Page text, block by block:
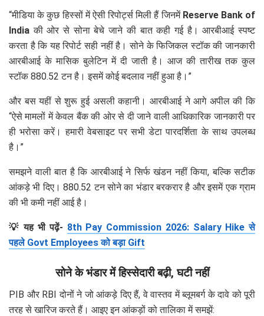
“मीडिया के कुछ हिस्सों में ऐसी रिपोर्ट्स मिली हैं जिनमें Reserve Bank of
India की ओर से सोना बेचे जाने की बात कही गई है। आरबीआई स्पष्ट
करता है कि यह रिपोर्ट सही नहीं है। सोने के फिजिकल स्टॉक की जानकारी
आरबीआई के मासिक बुलेटिन में दी जाती है। आज की तारीख तक कुल
स्टॉक 880.52 टन है। इसमें कोई बदलाव नहीं हुआ है।”
और बस यहीं से शुरू हुई असली कहानी। आरबीआई ने आगे अपील की कि
“ऐसे मामलों में केवल बैंक की ओर से दी जाने वाली आधिकारिक जानकारी पर
ही भरोसा करें। हमारी वेबसाइट पर सभी डेटा पारदर्शिता के साथ उपलब्ध
है।”
समझने वाली बात है कि आरबीआई ने सिर्फ खंडन नहीं किया, बल्कि सटीक
आंकड़े भी दिए। 880.52 टन सोने का भंडार बरकरार है और इसमें एक ग्राम
की भी कमी नहीं आई है।
💡 यह भी पढ़ें- 8th Pay Commission 2026: Salary Hike से
पहले Govt Employees को बड़ा Gift
सोने के भंडार में हिस्सेदारी बढ़ी, घटी नहीं
PIB और RBI दोनों ने जो आंकड़े दिए हैं, वे वास्तव में ब्लूमबर्ग के दावे को पूरी
तरह से खारिज करते हैं। आइए इन आंकड़ों को तालिका में समझें: